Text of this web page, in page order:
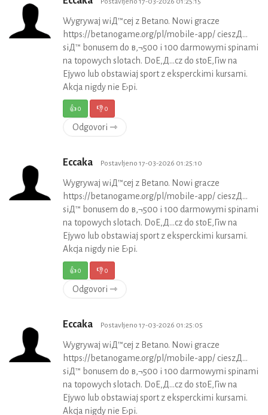
Wygrywaj wiД™cej z Betano. Nowi gracze
https://betanogame.org/pl/mobile-app/ cieszД…
siД™ bonusem do в‚¬500 i 100 darmowymi spinami
na topowych slotach. DoЕ‚Д…cz do stoЕ‚Гіw na
Ејywo lub obstawiaj sport z eksperckimi kursami.
Akcja nigdy nie Е›pi.
👍0 👎0
Odgovori ⇾
Eccaka Postavljeno 17-03-2026 01:25:10
Wygrywaj wiД™cej z Betano. Nowi gracze
https://betanogame.org/pl/mobile-app/ cieszД…
siД™ bonusem do в‚¬500 i 100 darmowymi spinami
na topowych slotach. DoЕ‚Д…cz do stoЕ‚Гіw na
Ејywo lub obstawiaj sport z eksperckimi kursami.
Akcja nigdy nie Е›pi.
👍0 👎0
Odgovori ⇾
Eccaka Postavljeno 17-03-2026 01:25:05
Wygrywaj wiД™cej z Betano. Nowi gracze
https://betanogame.org/pl/mobile-app/ cieszД…
siД™ bonusem do в‚¬500 i 100 darmowymi spinami
na topowych slotach. DoЕ‚Д…cz do stoЕ‚Гіw na
Ејywo lub obstawiaj sport z eksperckimi kursami.
Akcja nigdy nie Е›pi.